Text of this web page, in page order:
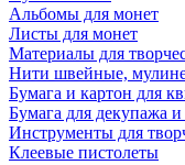
Альбомы для монет
Листы для монет
Материалы для
Нити швейные,
Бумага и картон для
Бумага для декупажа и
Инструменты для
Клеевые пистолеты